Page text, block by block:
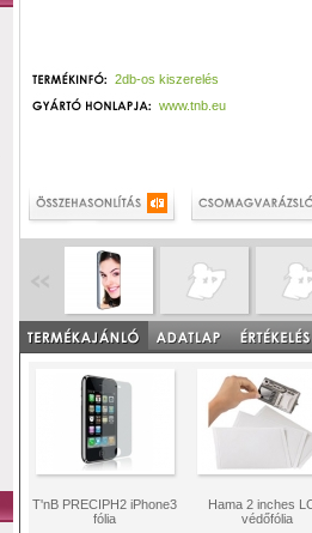
2db-os kiszerelés
www.tnb.eu
T'nB PRECIPH2 iPhone3
fólia
Hama 2 inches
védőfólia